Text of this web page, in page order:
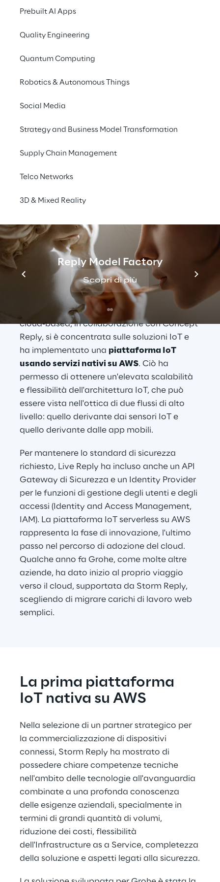
Prebuilt AI Apps
Quality Engineering
Quantum Computing
Robotics & Autonomous Things
Social Media
Strategy and Business Model Transformation
Supply Chain Management
Telco Networks
3D & Mixed Reality
Reply Model Factory
Scopri di più
milioni di dispositivi connessi;
sistema deve essere assolutamente
sicuro;
elevate restrizioni dell'hardware del
protocolli ampiamente utilizzati,
utenti finali, dalle reti di società alle
delle app mobili e del dispositivo.
La soluzione
Al fine di rispondere a tutti questi requisiti,
Storm Reply, la società del Gruppo Reply
specializzata nella progettazione e
nell'implementazione di soluzioni e servizi
cloud-based, in collaborazione con Concept
Reply, si è concentrata sulle soluzioni IoT e
ha implementato una piattaforma IoT
usando servizi nativi su AWS. Ciò ha
permesso di ottenere un'elevata scalabilità
e flessibilità dell'architettura IoT, che può
essere vista nell'ottica di due flussi di alto
livello: quello derivante dai sensori IoT e
quello derivante dalle app mobili.
Per mantenere lo standard di sicurezza
richiesto, Live Reply ha incluso anche un API
Gateway di Sicurezza e un Identity Provider
per le funzioni di gestione degli utenti e degli
accessi (Identity and Access Management,
IAM). La piattaforma IoT serverless su AWS
rappresenta la fase di innovazione, l'ultimo
passo nel percorso di adozione del cloud.
Qualche anno fa Grohe, come molte altre
aziende, ha dato inizio al proprio viaggio
verso il cloud, supportata da Storm Reply,
scegliendo di migrare carichi di lavoro web
semplici.
La prima piattaforma
IoT nativa su AWS
Nella selezione di un partner strategico per
la commercializzazione di dispositivi
connessi, Storm Reply ha mostrato di
possedere chiare competenze tecniche
nell'ambito delle tecnologie all'avanguardia
combinate a una profonda conoscenza
delle esigenze aziendali, specialmente in
termini di grandi quantità di volumi,
riduzione dei costi, flessibilità
dell'Infrastructure as a Service, completezza
della soluzione e aspetti legati alla sicurezza.